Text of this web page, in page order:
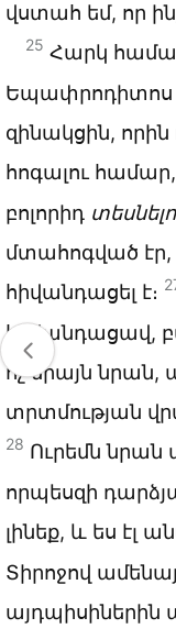
վստահ եմ, որ
25 Հարկ
Եպափրոդիտոս
զինակցին,
հոգալու համար,
բոլորիդ
մտահոգված էր,
հիվանդացել է։
հիվանդացավ,
ոչ միայն նրան,
տրտմության
28 Ուրեմն նրան
որպեսզի
լինեք, և ես էլ
Տիրոջով
այդպիսիներին